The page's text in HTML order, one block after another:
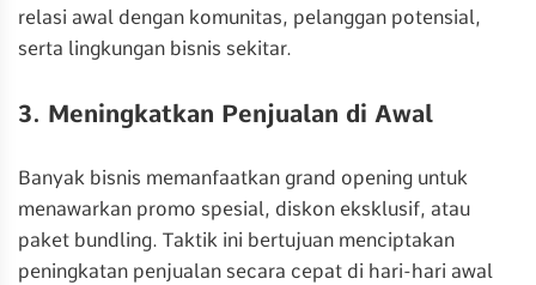
relasi awal dengan komunitas, pelanggan potensial,
serta lingkungan bisnis sekitar.
3. Meningkatkan Penjualan di Awal
Banyak bisnis memanfaatkan grand opening untuk
menawarkan promo spesial, diskon eksklusif, atau
paket bundling. Taktik ini bertujuan menciptakan
peningkatan penjualan secara cepat di hari-hari awal